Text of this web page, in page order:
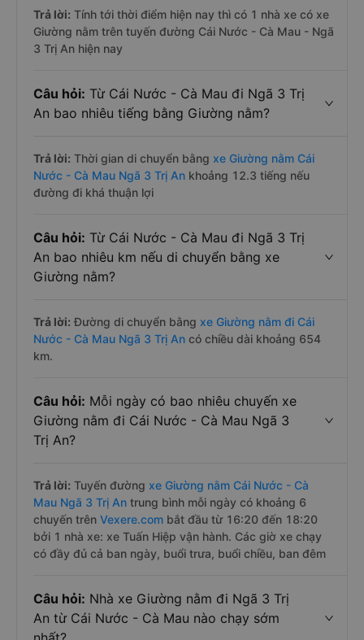
Trả lời: Tính tới thời điểm hiện nay thì có 1 nhà xe có xe
Giường nằm trên tuyến đường Cái Nước - Cà Mau - Ngã
3 Trị An hiện nay
Câu hỏi: Từ Cái Nước - Cà Mau đi Ngã 3 Trị
An bao nhiêu tiếng bằng Giường nằm?
Trả lời: Thời gian di chuyển bằng xe Giường nằm Cái
Nước - Cà Mau Ngã 3 Trị An khoảng 12.3 tiếng nếu
đường đi khá thuận lợi
Câu hỏi: Từ Cái Nước - Cà Mau đi Ngã 3 Trị
An bao nhiêu km nếu di chuyển bằng xe
Giường nằm?
Trả lời: Đường di chuyển bằng xe Giường nằm đi Cái
Nước - Cà Mau Ngã 3 Trị An có chiều dài khoảng 654
km.
Câu hỏi: Mỗi ngày có bao nhiêu chuyến xe
Giường nằm đi Cái Nước - Cà Mau Ngã 3
Trị An?
Trả lời: Tuyến đường xe Giường nằm Cái Nước - Cà
Mau Ngã 3 Trị An trung bình mỗi ngày có khoảng 6
chuyến trên Vexere.com bắt đầu từ 16:20 đến 18:20
bởi 1 nhà xe: xe Tuấn Hiệp vận hành. Các giờ xe chạy
có đầy đủ cả ban ngày, buổi trưa, buổi chiều, ban đêm
Câu hỏi: Nhà xe Giường nằm đi Ngã 3 Trị
An từ Cái Nước - Cà Mau nào chạy sớm